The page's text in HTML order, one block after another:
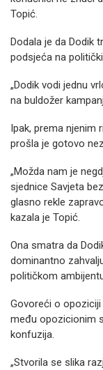
Topić.
Dodala je da Dodik
podsjeća na
„Dodik vodi jednu
na buldožer
Ipak, prema njenim
prošla je gotovo
„Možda nam je
sjednice Savjeta
glasno rekle
kazala je Topić.
Ona smatra da
dominantno
političkom
Govoreći o opoziciji
među opozicionim
konfuzija.
„Stvorila se slika